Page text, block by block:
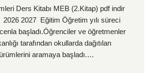
Ders Kitabı MEB (2.Kitap) pdf indir
2026 2027 Eğitim Öğretim yılı süreci
başladı.Öğrenciler ve öğretmenler
tarafından okullarda dağıtılan
aramaya başladı.…